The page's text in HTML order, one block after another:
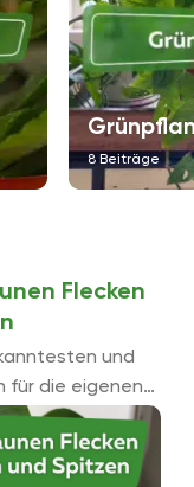
8 Beiträge
Flecken
und
für die eigenen
es, wenn sich auf
...